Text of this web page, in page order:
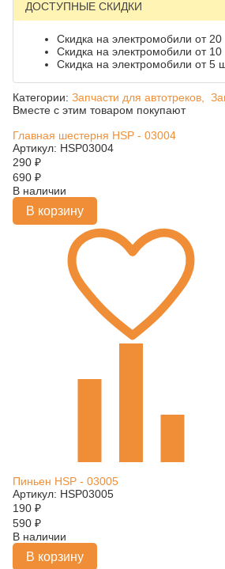
ДОСТУПНЫЕ СКИДКИ
Скидка на электромобили от 20
Скидка на электромобили от 10
Скидка на электромобили от 5
Категории: Запчасти для автотреков,
Вместе с этим товаром покупают
Главная шестерня HSP - 03004
Артикул: HSP03004
290 ₽
690 ₽
В наличии
В корзину
Пиньен HSP - 03005
Артикул: HSP03005
190 ₽
590 ₽
В наличии
В корзину